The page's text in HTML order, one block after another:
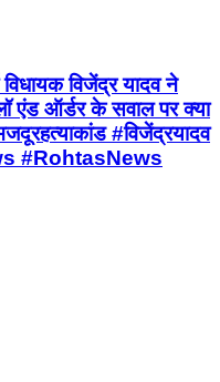
विजेंद्र यादव ने
एंड ऑर्डर के सवाल पर क्या
#विजेंद्रयादव
#RohtasNews